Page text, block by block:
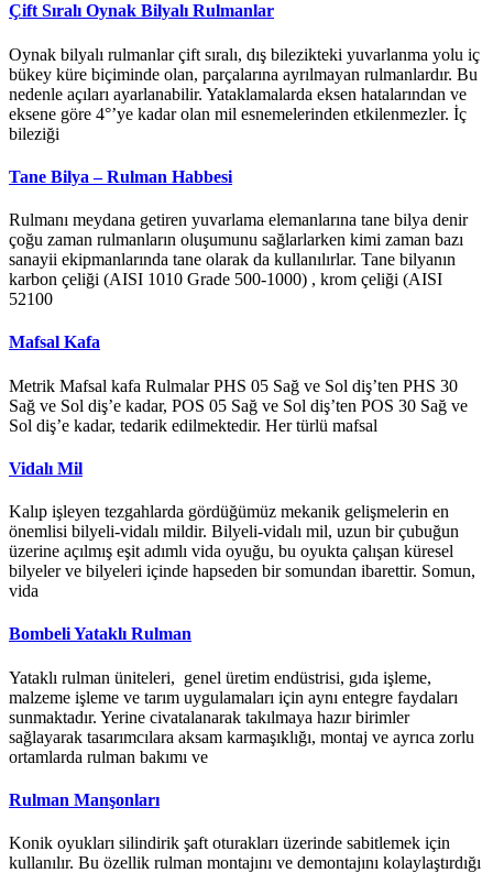
Çift Sıralı Oynak Bilyalı Rulmanlar
Oynak bilyalı rulmanlar çift sıralı, dış bilezikteki yuvarlanma yolu iç
bükey küre biçiminde olan, parçalarına ayrılmayan rulmanlardır. Bu
nedenle açıları ayarlanabilir. Yataklamalarda eksen hatalarından ve
eksene göre 4°’ye kadar olan mil esnemelerinden etkilenmezler. İç
bileziği
Tane Bilya – Rulman Habbesi
Rulmanı meydana getiren yuvarlama elemanlarına tane bilya denir
çoğu zaman rulmanların oluşumunu sağlarlarken kimi zaman bazı
sanayii ekipmanlarında tane olarak da kullanılırlar. Tane bilyanın
karbon çeliği (AISI 1010 Grade 500-1000) , krom çeliği (AISI
52100
Mafsal Kafa
Metrik Mafsal kafa Rulmalar PHS 05 Sağ ve Sol diş’ten PHS 30
Sağ ve Sol diş’e kadar, POS 05 Sağ ve Sol diş’ten POS 30 Sağ ve
Sol diş’e kadar, tedarik edilmektedir. Her türlü mafsal
Vidalı Mil
Kalıp işleyen tezgahlarda gördüğümüz mekanik gelişmelerin en
önemlisi bilyeli-vidalı mildir. Bilyeli-vidalı mil, uzun bir çubuğun
üzerine açılmış eşit adımlı vida oyuğu, bu oyukta çalışan küresel
bilyeler ve bilyeleri içinde hapseden bir somundan ibarettir. Somun,
vida
Bombeli Yataklı Rulman
Yataklı rulman üniteleri, genel üretim endüstrisi, gıda işleme,
malzeme işleme ve tarım uygulamaları için aynı entegre faydaları
sunmaktadır. Yerine civatalanarak takılmaya hazır birimler
sağlayarak tasarımcılara aksam karmaşıklığı, montaj ve ayrıca zorlu
ortamlarda rulman bakımı ve
Rulman Manşonları
Konik oyukları silindirik şaft oturakları üzerinde sabitlemek için
kullanılır. Bu özellik rulman montajını ve demontajını kolaylaştırdığı